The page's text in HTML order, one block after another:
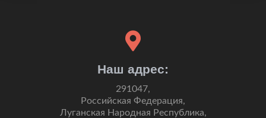
Наш адрес:
291047,
Российская Федерация,
Луганская Народная Республика,